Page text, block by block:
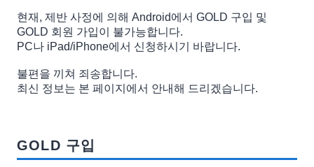
현재, 제반 사정에 의해 Android에서 GOLD 구입 및
GOLD 회원 가입이 불가능합니다.
PC나 iPad/iPhone에서 신청하시기 바랍니다.
불편을 끼쳐 죄송합니다.
최신 정보는 본 페이지에서 안내해 드리겠습니다.
GOLD 구입